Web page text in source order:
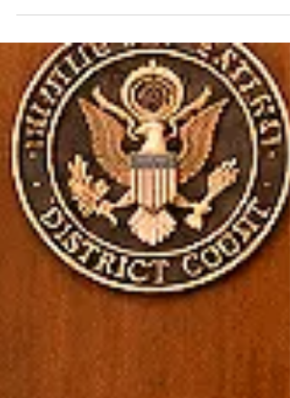
estadunidenses. Por Miguel Tirado Rasso
mitirasso@yahoo.com.mx La relación entre
México y los Estados Unidos (EEUU)
siempre ha sido compleja. No es fácil tener
de vecino al país más poderoso del
Si históricamente nunca lo ha sido, en la
actualidad se elevó la dificultad con un
mandatario que es impredecible, autoritario
obsesio